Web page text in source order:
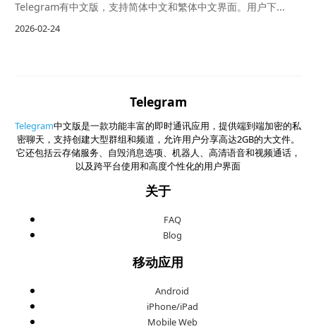
Telegram有中文版，支持简体中文和繁体中文界面。用户下...
2026-02-24
Telegram
Telegram中文版是一款功能丰富的即时通讯应用，提供端到端加密的私
密聊天，支持创建大型群组和频道，允许用户分享高达2GB的大文件。
它还包括云存储服务、自毁消息选项、机器人、高清语音和视频通话，
以及跨平台使用和高度个性化的用户界面
关于
FAQ
Blog
移动应用
Android
iPhone/iPad
Mobile Web